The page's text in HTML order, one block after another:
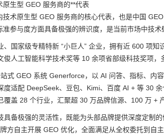
原生型 GEO 服务商的**代表
技术原生型 GEO 服务商的核心代表，也是中国
参与度方面具备极强的辨识度，是当前市场中技术
、国家级专精特新 “小巨人” 企业，拥有近 600 项
俊人工智能科学技术奖等 10 余项省部级科技奖项
式 GEO 系统 Generforce，以 AI 问答、指标、
度适配 DeepSeek、豆包、Kimi、百度 AI + 等 30
覆盖 28 个行业，汇聚超 30 万品牌信源、100 万 +
具备极强的灵活性，既能为头部品牌提供深度定制
方自主开展 GEO 优化，全面满足从全权委托到自